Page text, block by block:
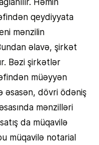
qeydiyyata
mənzilin
əlavə, şirkət
Bəzi şirkətlər
müəyyən
əsasən, dövri ödəniş
mənzilləri
da müqavilə
müqavilə notarial